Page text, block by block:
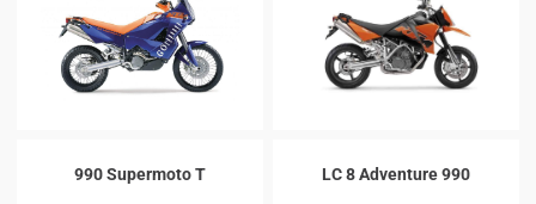
990 Supermoto T LC 8 Adventure 990